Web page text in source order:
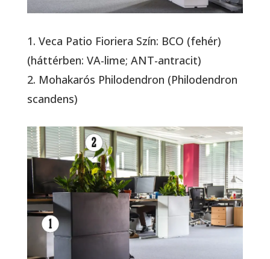
1. Veca Patio Fioriera Szín: BCO (fehér)
(háttérben: VA-lime; ANT-antracit)
2. Mohakarós Philodendron (Philodendron
scandens)